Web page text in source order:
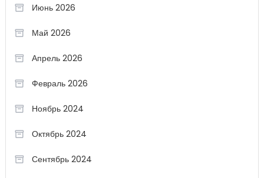
Июнь 2026
Май 2026
Апрель 2026
Февраль 2026
Ноябрь 2024
Октябрь 2024
Сентябрь 2024